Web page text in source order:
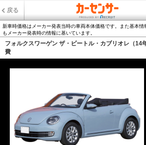
戻る
新車時価格はメーカー発表当時の車両本体価格です。また基本
もメーカー発表時の情報に基いています。
フォルクスワーゲン ザ・ビートル・カブリオレ（14
費